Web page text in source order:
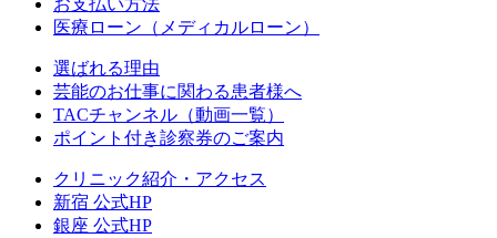
お支払い方法
医療ローン（メディカルローン）
選ばれる理由
芸能のお仕事に関わる患者様へ
TACチャンネル（動画一覧）
ポイント付き診察券のご案内
クリニック紹介・アクセス
新宿 公式HP
銀座 公式HP